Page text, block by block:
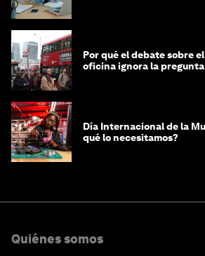
Por qué el debate sobre
oficina ignora la
Día Internacional de la
qué lo necesitamos?
Quiénes somos